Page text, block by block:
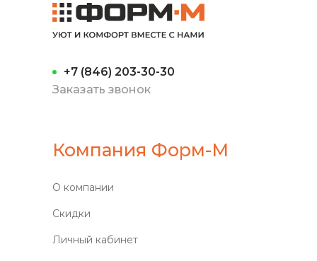
+7 (846) 203-30-30
Заказать звонок
Компания Форм-М
О компании
Скидки
Личный кабинет